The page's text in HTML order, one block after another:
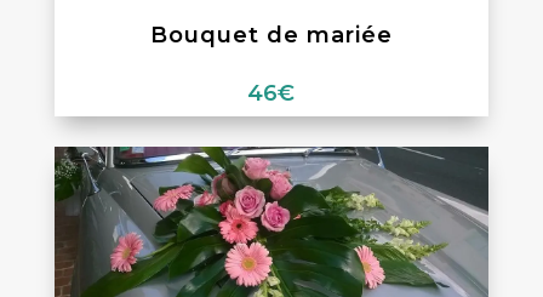
Bouquet de mariée
46€